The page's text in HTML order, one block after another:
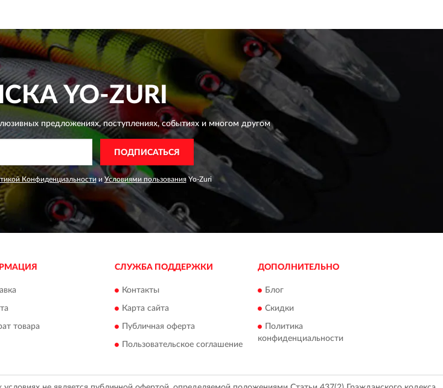
YO-ZURI
предложениях,поступлениях, событиях и многом другом
ПОДПИСАТЬСЯ
Конфиденциальности и Условиями пользованияYo-Zuri
товара
СЛУЖБА ПОДДЕРЖКИ
Контакты
Карта сайта
Публичная оферта
Пользовательское соглашение
ДОПОЛНИТЕЛЬНО
Блог
Скидки
Политика
конфиденциальности